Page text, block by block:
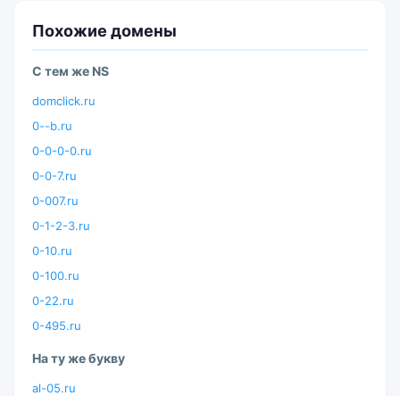
Похожие домены
С тем же NS
domclick.ru
0--b.ru
0-0-0-0.ru
0-0-7.ru
0-007.ru
0-1-2-3.ru
0-10.ru
0-100.ru
0-22.ru
0-495.ru
На ту же букву
al-05.ru